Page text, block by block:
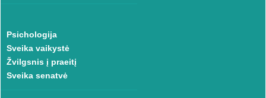
Psichologija
Sveika vaikystė
Žvilgsnis į praeitį
Sveika senatvė